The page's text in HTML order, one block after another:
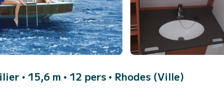
• 15,6 m • 12 pers • Rhodes (Ville)